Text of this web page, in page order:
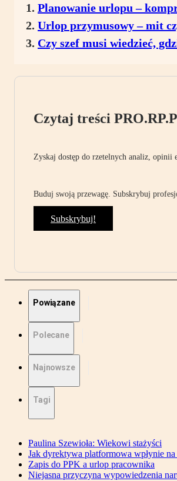
Planowanie urlopu –
Urlop przymusowy – mit
Czy szef musi wiedzieć,
Czytaj treści
Zyskaj dostęp do rzetelnych analiz, opinii
Buduj swoją przewagę. Subskrybuj
Subskrybuj!
Powiązane
Polecane
Najnowsze
Tagi
Paulina Szewioła: Wiekowi stażyści
Jak dyrektywa platformowa wpłynie na
Zapis do PPK a urlop pracownika
Niejasna przyczyna wypowiedzenia